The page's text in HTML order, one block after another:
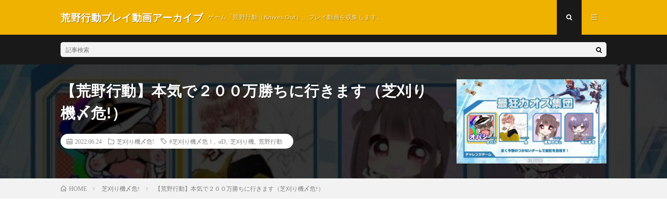
荒野行動プレイ動画アーカイブ ゲーム「荒野行動（Knives Out）」プレイ動画を収集します。
【荒野行動】本気で２００万勝ちに行きます（芝刈り
機〆危!）
2022.06.24 芝刈り機〆危! #芝刈り機〆危！ αD 芝刈り機 荒野行動
HOME 芝刈り機〆危! 【荒野行動】本気で２００万勝ちに行きます（芝刈り機〆危!）